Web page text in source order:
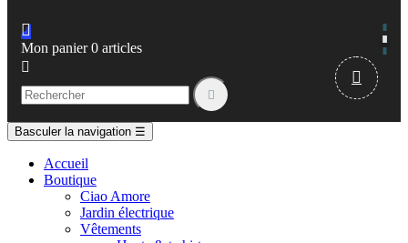

Mon panier 0 articles



Basculer la navigation ☰
Accueil
Boutique
Ciao Amore
Jardin électrique
Vêtements